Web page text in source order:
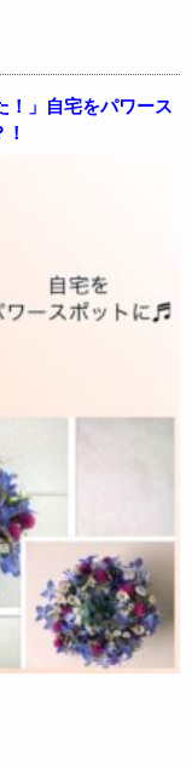
！」自宅をパワース